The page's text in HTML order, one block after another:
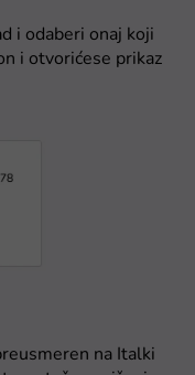
i odaberi onaj koji
i otvorićese prikaz
na Italki